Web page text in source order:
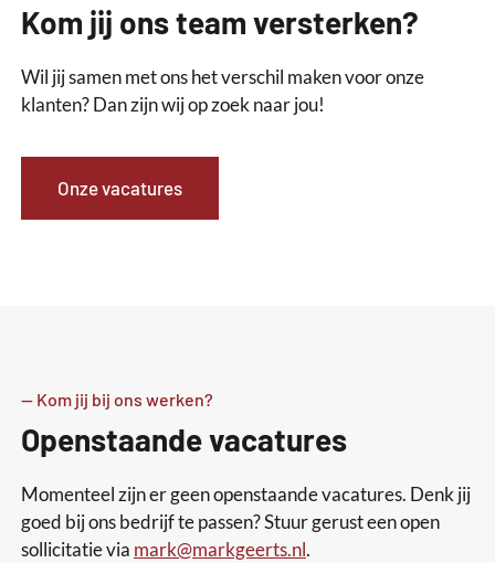
Kom jij ons team versterken?
Wil jij samen met ons het verschil maken voor onze
klanten? Dan zijn wij op zoek naar jou!
Onze vacatures
-- Kom jij bij ons werken?
Openstaande vacatures
Momenteel zijn er geen openstaande vacatures. Denk jij
goed bij ons bedrijf te passen? Stuur gerust een open
sollicitatie via mark@markgeerts.nl.